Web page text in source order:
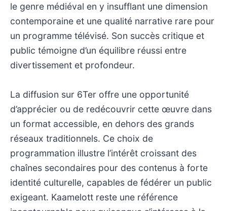
le genre médiéval en y insufflant une dimension
contemporaine et une qualité narrative rare pour
un programme télévisé. Son succès critique et
public témoigne d’un équilibre réussi entre
divertissement et profondeur.
La diffusion sur 6Ter offre une opportunité
d’apprécier ou de redécouvrir cette œuvre dans
un format accessible, en dehors des grands
réseaux traditionnels. Ce choix de
programmation illustre l’intérêt croissant des
chaînes secondaires pour des contenus à forte
identité culturelle, capables de fédérer un public
exigeant. Kaamelott reste une référence